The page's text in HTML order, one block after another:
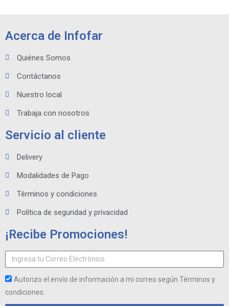
Acerca de Infofar
Quiénes Somos
Contáctanos
Nuestro local
Trabaja con nosotros
Servicio al cliente
Delivery
Modalidades de Pago
Términos y condiciones
Política de seguridad y privacidad
¡Recibe Promociones!
Autorizo el envío de información a mi correo según Términos y
condiciones.